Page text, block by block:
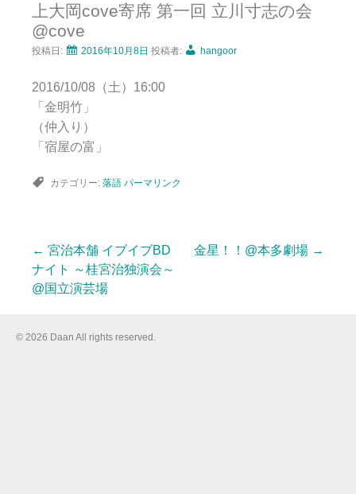
ン
ツ
へ
キ
ッ
プ
上大岡cove寄席 第一回 立川寸志の会
@cove
投稿日: 2016年10月8日 投稿者: hangoor
2016/10/08（土）16:00
「金明竹」
（仲入り）
「宿屋の富」
カテゴリー: 落語 パーマリンク
投
稿
← 宮治本舗 イブイブBD
ナイト ～桂宮治独演会～
@国立演芸場
金星！！@本多劇場 →
© 2026 Daan All rights reserved.